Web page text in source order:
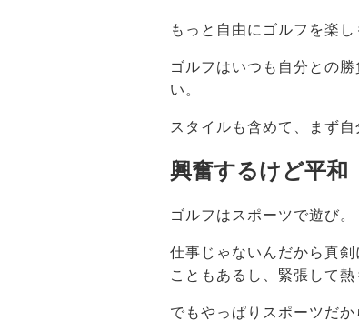
もっと自由にゴルフを楽し
ゴルフはいつも自分との
い。
スタイルも含めて、まず自
興奮するけど平和
ゴルフはスポーツで遊び。
仕事じゃないんだから真
こともあるし、緊張して熱
でもやっぱりスポーツだ